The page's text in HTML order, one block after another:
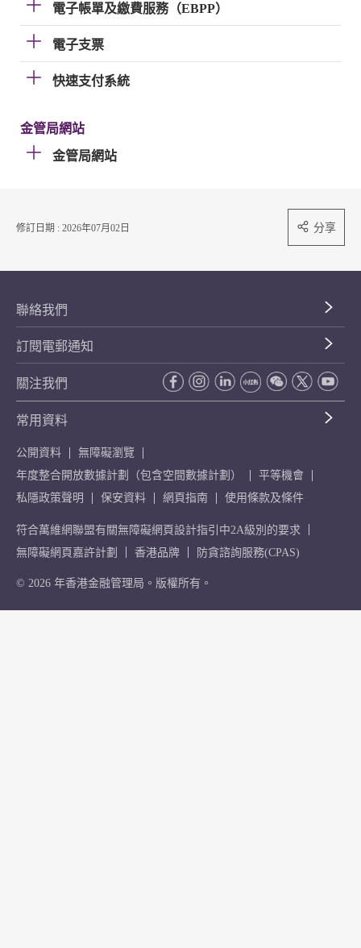
電子帳單及繳費服務（EBPP）
電子支票
快速支付系統
金管局網站
金管局網站
修訂日期 : 2026年07月02日 分享
聯絡我們
訂閱電郵通知
關注我們
常用資料
公開資料
無障礙瀏覽
年度整合開放數據計劃（包含空間數據計劃）
平等機會
私隱政策聲明
保安資料 網頁指南 使用條款及條件
符合萬維網聯盟有關無障礙網頁設計指引中2A級別的要求
無障礙網頁嘉許計劃
香港品牌 防貪諮詢服務(CPAS)
© 2026 年香港金融管理局。版權所有。